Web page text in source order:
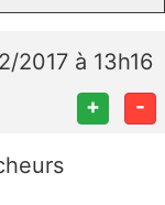
2017 à 13h16
+ -